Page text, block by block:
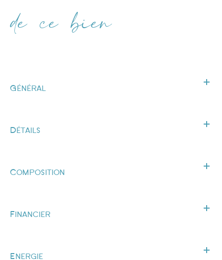
de ce bien
Général
Détails
Composition
Financier
Energie